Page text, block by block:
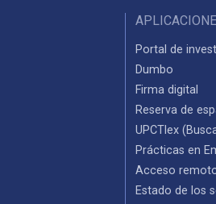
Portal de
Dumbo
Firma digital
Reserva de
UPCTlex
Prácticas en
Acceso
Estado de los